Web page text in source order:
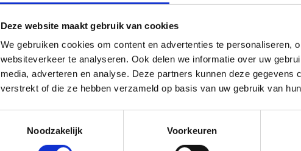
Deze website maakt gebruik van cookies
We gebruiken cookies om content en advertenties te personaliseren,
websiteverkeer te analyseren. Ook delen we informatie over uw
media, adverteren en analyse. Deze partners kunnen deze gegevens
verstrekt of die ze hebben verzameld op basis van uw gebruik van
Noodzakelijk
Voorkeuren
VZW de Rand
Sportinnovatiemobiel
Onderwijsinstellingen